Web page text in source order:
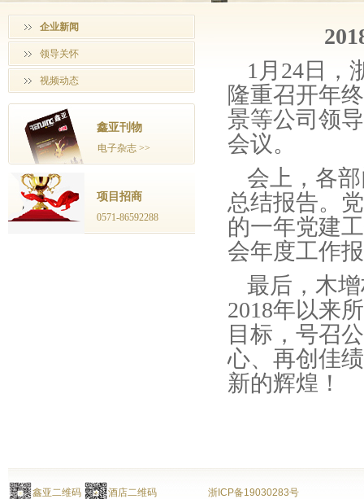
1月24日，
隆重召开年
景等公司领
会议。
会上，各
总结报告。
的一年党建
会年度工作
最后，木
2018年以来
目标，号召
心、再创佳
新的辉煌！
企业新闻
领导关怀
视频动态
鑫亚刊物
电子杂志 >>
项目招商
0571-86592288
鑫亚二维码 酒店二维码 浙ICP备19030283号